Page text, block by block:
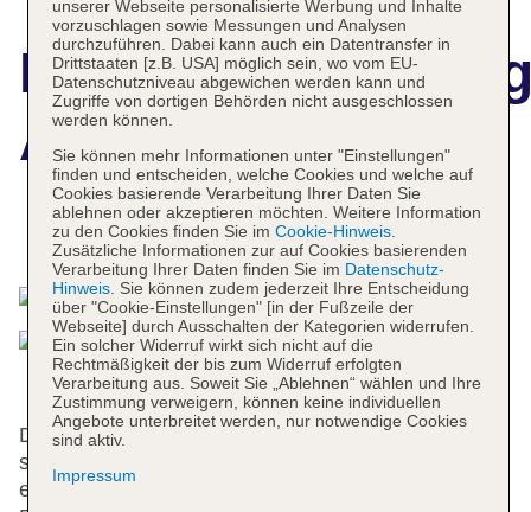
Astura Palace
Das bietet Ihre Unterkunft
Die 8 Suiten und die 49 Doppelzimmer verteilen
sich auf 7 Etagen und sind über einen Aufzug
erreichbar. Englisch- und französischsprachiges
unserer Webseite personalisierte Werbung und Inhalte
vorzuschlagen sowie Messungen und Analysen
durchzuführen. Dabei kann auch ein Datentransfer in
Drittstaaten [z.B. USA] möglich sein, wo vom EU-
Datenschutzniveau abgewichen werden kann und
Zugriffe von dortigen Behörden nicht ausgeschlossen
werden können.
Sie können mehr Informationen unter "Einstellungen"
finden und entscheiden, welche Cookies und welche auf
Cookies basierende Verarbeitung Ihrer Daten Sie
ablehnen oder akzeptieren möchten. Weitere Information
zu den Cookies finden Sie im Cookie-Hinweis.
Zusätzliche Informationen zur auf Cookies basierenden
Verarbeitung Ihrer Daten finden Sie im Datenschutz-
Hinweis. Sie können zudem jederzeit Ihre Entscheidung
über "Cookie-Einstellungen" [in der Fußzeile der
Webseite] durch Ausschalten der Kategorien widerrufen.
Ein solcher Widerruf wirkt sich nicht auf die
Rechtmäßigkeit der bis zum Widerruf erfolgten
Verarbeitung aus. Soweit Sie „Ablehnen“ wählen und Ihre
Zustimmung verweigern, können keine individuellen
Angebote unterbreitet werden, nur notwendige Cookies
sind aktiv.
Impressum